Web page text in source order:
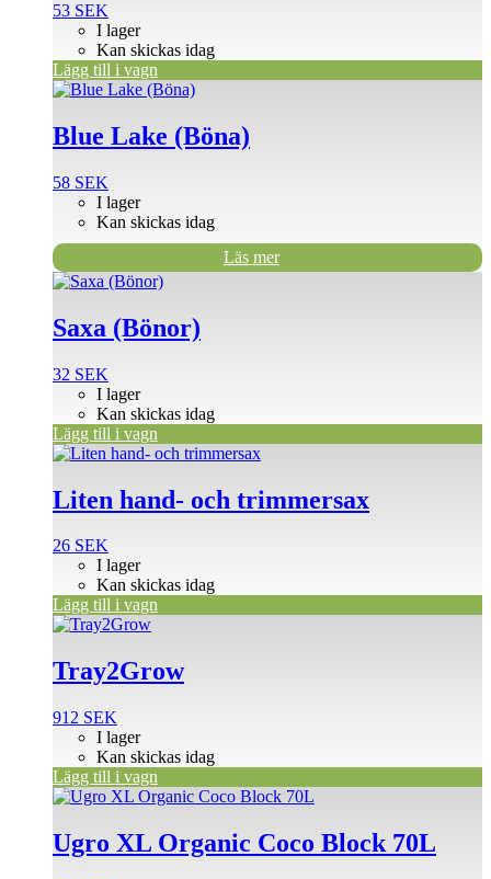
53 SEK
I lager
Kan skickas idag
Lägg till i vagn
Blue Lake (Böna)
58 SEK
I lager
Kan skickas idag
Läs mer
Saxa (Bönor)
32 SEK
I lager
Kan skickas idag
Lägg till i vagn
Liten hand- och trimmersax
26 SEK
I lager
Kan skickas idag
Lägg till i vagn
Tray2Grow
912 SEK
I lager
Kan skickas idag
Lägg till i vagn
Ugro XL Organic Coco Block 70L